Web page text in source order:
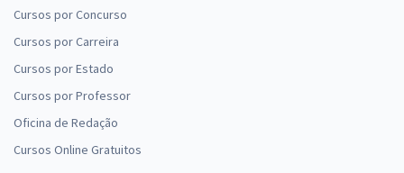
Cursos por Concurso
Cursos por Carreira
Cursos por Estado
Cursos por Professor
Oficina de Redação
Cursos Online Gratuitos